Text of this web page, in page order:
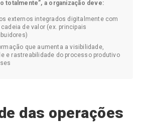
totalmente”, a organização deve:
externos integrados digitalmente com
de valor (ex. principais
que aumenta a visibilidade,
e rastreabilidade do processo produtivo
das operações